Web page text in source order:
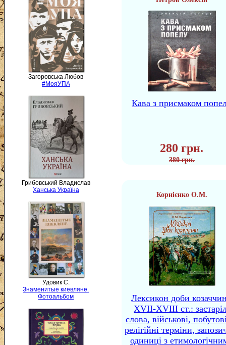
Загоровська Любов
#МояУПА
Грибовський Владислав
Ханська Україна
Удовик С.
Знаменитые киевляне.
Фотоальбом
Кава з присмаком
280 грн.
380 грн.
Корнієнко О.М.
Лексикон доби
XVII-XVIII ст.:
слова, військові,
релігійні терміни,
одиниці з